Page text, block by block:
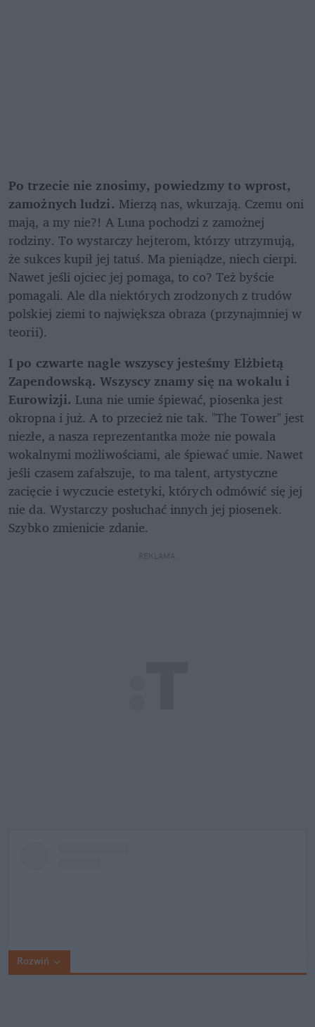
Po trzecie nie znosimy, powiedzmy to wprost,
zamożnych ludzi. Mierzą nas, wkurzają. Czemu oni
mają, a my nie?! A Luna pochodzi z zamożnej
rodziny. To wystarczy hejterom, którzy utrzymują,
że sukces kupił jej tatuś. Ma pieniądze, niech cierpi.
Nawet jeśli ojciec jej pomaga, to co? Też byście
pomagali. Ale dla niektórych zrodzonych z trudów
polskiej ziemi to największa obraza (przynajmniej w
teorii).
I po czwarte nagle wszyscy jesteśmy Elżbietą
Zapendowską. Wszyscy znamy się na wokalu i
Eurowizji. Luna nie umie śpiewać, piosenka jest
okropna i już. A to przecież nie tak. "The Tower" jest
niezłe, a nasza reprezentantka może nie powala
wokalnymi możliwościami, ale śpiewać umie. Nawet
jeśli czasem zafałszuje, to ma talent, artystyczne
zacięcie i wyczucie estetyki, których odmówić się jej
nie da. Wystarczy posłuchać innych jej piosenek.
Szybko zmienicie zdanie.
REKLAMA
Rozwiń